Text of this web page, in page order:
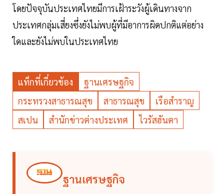
โดยปัจจุบันประเทศไทยมีการเฝ้าระวังผู้เดินทางจาก
ประเทศกลุ่มเสี่ยงซึ่งยังไม่พบผู้ที่มีอาการผิดปกติแต่อย่าง
ใดและยังไม่พบในประเทศไทย
แท็กที่เกี่ยวข้อง
ฐานเศรษฐกิจ
กระทรวงสาธารณสุข
สาธารณสุข
เรือสำราญ
สเปน
สำนักข่าวต่างประเทศ ไวรัสฮันตา
ฐานเศรษฐกิจ